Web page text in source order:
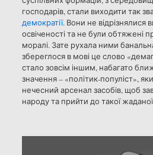
господарів, стали виходити так
демократії. Вони не відрізнялися
освіченості та не були обтяжені
моралі. Зате рухала ними
збереглося в мові це слово
стало зовсім іншим, набагато
значення – «політик-популіст»,
нечесний арсенал засобів, щоб
народу та прийти до такої